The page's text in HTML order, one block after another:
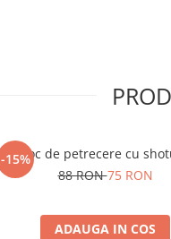
-15%Joc de petrecere cu
88 RON75 RON
ADAUGA IN COS